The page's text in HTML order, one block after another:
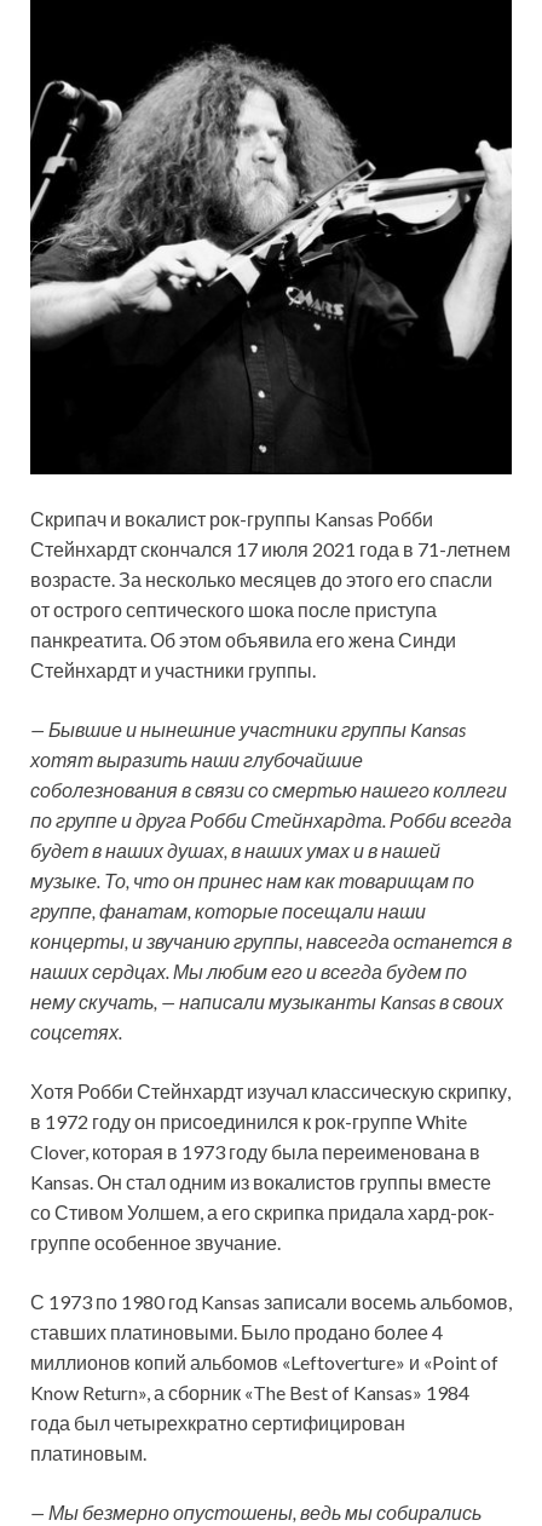
Скрипач и вокалист рок-группы Kansas Робби
Стейнхардт скончался 17 июля 2021 года в 71-летнем
возрасте. За несколько месяцев до этого его спасли
от острого септического шока после приступа
панкреатита. Об этом объявила ​​его жена Синди
Стейнхардт и участники группы.
— Бывшиеи нынешние участники группы Kansas
хотят выразить наши глубочайшие
соболезнования в связи со смертью нашего коллеги
по группе и друга Робби Стейнхардта. Робби всегда
будет в наших душах, в наших умах и в нашей
музыке. То, что он принес нам как товарищам по
группе, фанатам, которые посещали наши
концерты, и звучанию группы, навсегда останется в
наших сердцах. Мы любим его и всегда будем по
нему скучать, — написали музыканты Kansas в своих
соцсетях.
Хотя Робби Стейнхардт изучал классическую скрипку,
в 1972 году он присоединился к рок-группе White
Clover, которая в 1973 году была переименована в
Kansas. Он стал одним из вокалистов группы вместе
со Стивом Уолшем, а его скрипка придала хард-рок-
группе особенное звучание.
С 1973 по 1980 год Kansas записали восемь альбомов,
ставших платиновыми. Было продано более 4
миллионов копий альбомов «Leftoverture» и «Point of
Know Return», а сборник «The Best of Kansas» 1984
года был четырехкратно сертифицирован
платиновым.
— Мы безмерно опустошены, ведь мы собирались